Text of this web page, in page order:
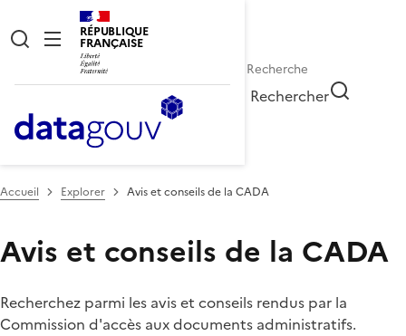
RÉPUBLIQUE
FRANÇAISE
Rechercher
Accueil Explorer Avis et conseils de la CADA
Avis et conseils de la CADA
Recherchez parmi les avis et conseils rendus par la
Commission d'accès aux documents administratifs.